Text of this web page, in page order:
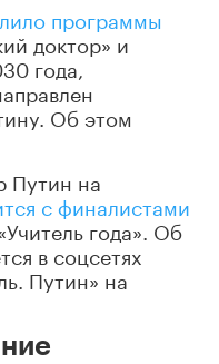
программы
доктор» и
года,
Об этом
Путин на
с финалистами
года». Об
в соцсетях
Путин» на